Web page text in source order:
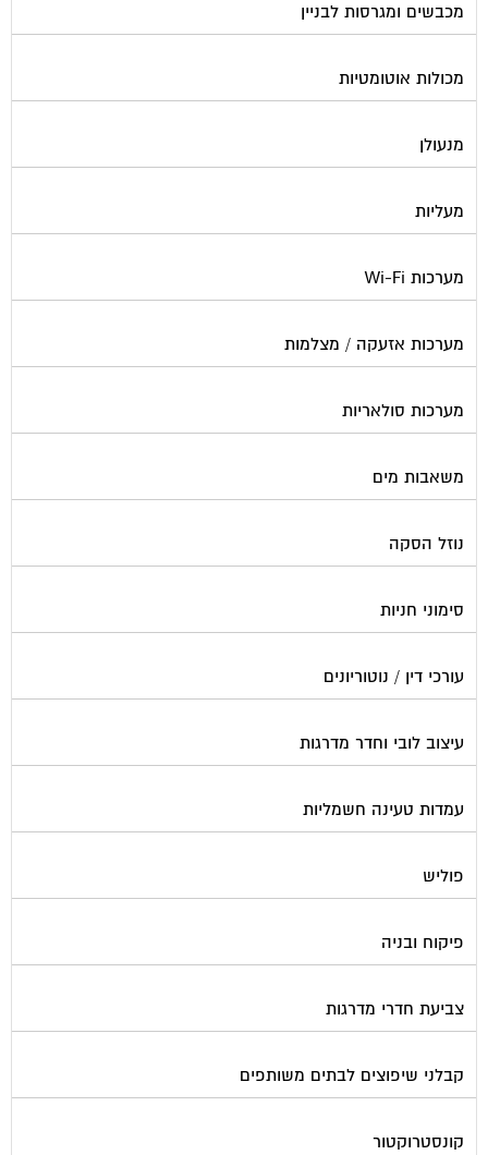
מכבשים ומגרסות לבניין
מכולות אוטומטיות
מנעולן
מעליות
מערכות Wi-Fi
מערכות אזעקה / מצלמות
מערכות סולאריות
משאבות מים
נוזל הסקה
סימוני חניות
עורכי דין / נוטוריונים
עיצוב לובי וחדר מדרגות
עמדות טעינה חשמליות
פוליש
פיקוח ובניה
צביעת חדרי מדרגות
קבלני שיפוצים לבתים משותפים
קונסטרוקטור